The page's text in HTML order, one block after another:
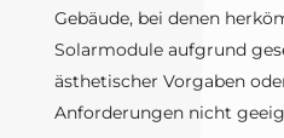
Gebäude, bei denen
Solarmodule aufgrund
ästhetischer Vorgaben
Anforderungen nicht